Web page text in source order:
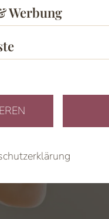
Werbung